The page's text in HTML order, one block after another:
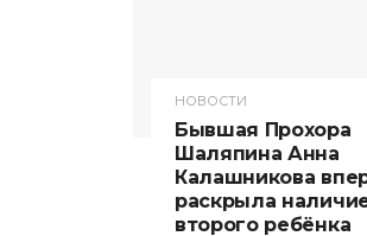
НОВОСТИ
Бывшая Прохора
Шаляпина Анна
Калашникова
раскрыла
второго ребёнка